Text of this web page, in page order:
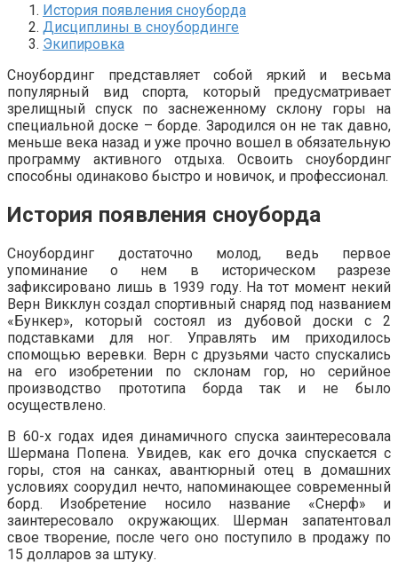
История появления сноуборда
Дисциплины в сноубординге
Экипировка
Сноубординг представляет собой яркий и весьма
популярный вид спорта, который предусматривает
зрелищный спуск по заснеженному склону горы на
специальной доске – борде. Зародился он не так давно,
меньше века назад и уже прочно вошел в обязательную
программу активного отдыха. Освоить сноубординг
способны одинаково быстро и новичок, и профессионал.
История появления сноуборда
Сноубординг достаточно молод, ведь первое
упоминание о нем в историческом разрезе
зафиксировано лишь в 1939 году. На тот момент некий
Верн Викклун создал спортивный снаряд под названием
«Бункер», который состоял из дубовой доски с 2
подставками для ног. Управлять им приходилось
спомощью веревки. Верн с друзьями часто спускались
на его изобретении по склонам гор, но серийное
производство прототипа борда так и не было
осуществлено.
В 60-х годах идея динамичного спуска заинтересовала
Шермана Попена. Увидев, как его дочка спускается с
горы, стоя на санках, авантюрный отец в домашних
условиях соорудил нечто, напоминающее современный
борд. Изобретение носило название «Снерф» и
заинтересовало окружающих. Шерман запатентовал
свое творение, после чего оно поступило в продажу по
15 долларов за штуку.